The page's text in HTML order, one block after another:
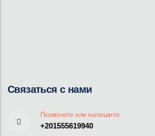
Связаться с нами
Позвоните или напишите
+201555619940